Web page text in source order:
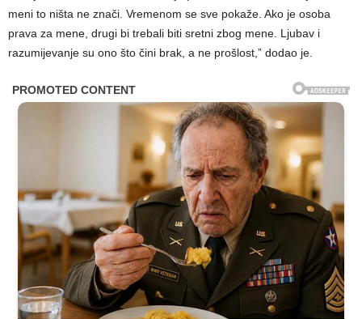
meni to ništa ne znači. Vremenom se sve pokaže. Ako je osoba
prava za mene, drugi bi trebali biti sretni zbog mene. Ljubav i
razumijevanje su ono što čini brak, a ne prošlost,” dodao je.